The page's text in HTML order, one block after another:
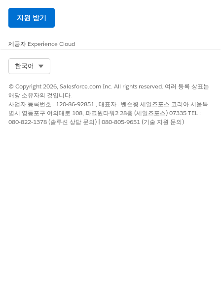
지원 받기
제공자 Experience Cloud
한국어
© Copyright 2026, Salesforce.com Inc. All rights reserved. 여러 등록 상표는
해당 소유자의 것입니다.
사업자 등록번호 : 120-86-92851 , 대표자 : 벤슨웡 세일즈포스 코리아 서울특
별시 영등포구 여의대로 108, 파크원타워2 28층 (세일즈포스) 07335 TEL :
080-822-1378 (솔루션 상담 문의) | 080-805-9651 (기술 지원 문의)